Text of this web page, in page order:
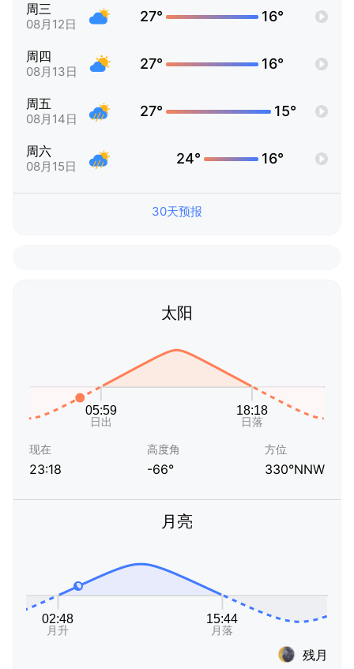
周三
08月12日 27° 16°
周四
08月13日 27° 16°
周五
08月14日 27° 15°
周六
08月15日 24° 16°
30天预报
太阳
现在
23:18
高度角
-66°
方位
330°NNW
月亮
残月